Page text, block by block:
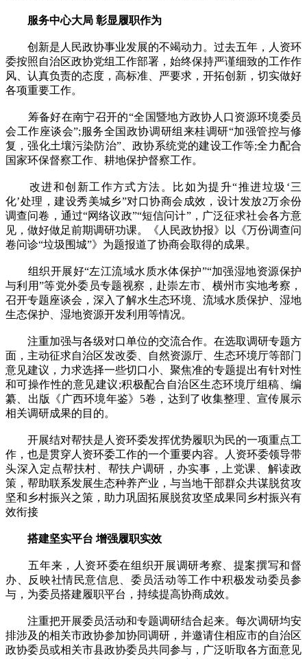
服务中心大局 彰显履职作为
创新是人民政协事业发展的不竭动力。过去五年，人资环
委按照自治区政协党组工作部署，始终保持严谨细致的工作作
风、认真负责的态度，高标准、严要求，开拓创新，切实做好
各项重要工作。
筹备好在南宁召开的“全国暨地方政协人口资源环境委员
会工作座谈会”;服务全国政协调研组来桂调研“加强管控与修
复，强化土壤污染防治”、政协系统党的建设工作等;全力配合
国家环保督察工作、耕地保护督察工作。
改进和创新工作方式方法。比如为提升“推进垃圾‘三
化’处理，建设秀美城乡”对口协商会成效，设计发放2万余份
调查问卷，通过“网络议政”“短信问计”，广泛征求社会各方意
见，做好做足前期调研功课。《人民政协报》以《万份调查问
卷问诊“垃圾围城”》为题报道了协商会取得的成果。
组织开展好“左江流域水质水体保护”“加强湿地资源保护
与利用”等党外委员专题视察，赴崇左市、横州市实地考察，
召开专题座谈会，深入了解水生态环境、流域水质保护、湿地
生态保护、湿地资源开发利用等情况。
注重加强与各级对口单位的交流合作。在选取调研专题方
面，主动征求自治区发改委、自然资源厅、生态环境厅等部门
意见建议，力求选择一些切口小、聚焦准的专题提出有针对性
和可操作性的意见建议;积极配合自治区生态环境厅组稿、编
纂、出版《广西环境年鉴》5卷，达到了收集整理、宣传展示
相关调研成果的目的。
开展结对帮扶是人资环委发挥优势履职为民的一项重点工
作，也是贯穿人资环委工作的一个重要内容。人资环委领导带
头深入定点帮扶村、帮扶户调研，办实事，上党课、解读政
策，帮助联系发展生态种养产业，与当地干部群众共谋脱贫攻
坚和乡村振兴之策，助力巩固拓展脱贫攻坚成果同乡村振兴有
效衔接
搭建坚实平台 增强履职实效
五年来，人资环委在组织开展调研考察、提案撰写和督
办、反映社情民意信息、委员活动等工作中积极发动委员参
与，为委员搭建履职平台，持续提高协商成效。
注重把开展委员活动和专题调研结合起来。每次调研均安
排涉及的相关市政协参加协同调研，并邀请住相应市的自治区
政协委员或相关市县政协委员共同参与，广泛听取各方面意见